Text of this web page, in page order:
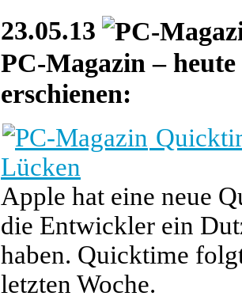
23.05.13
PC-Magazin –
erschienen:
Lücken
Apple hat eine neue
die Entwickler ein
haben. Quicktime
letzten Woche.